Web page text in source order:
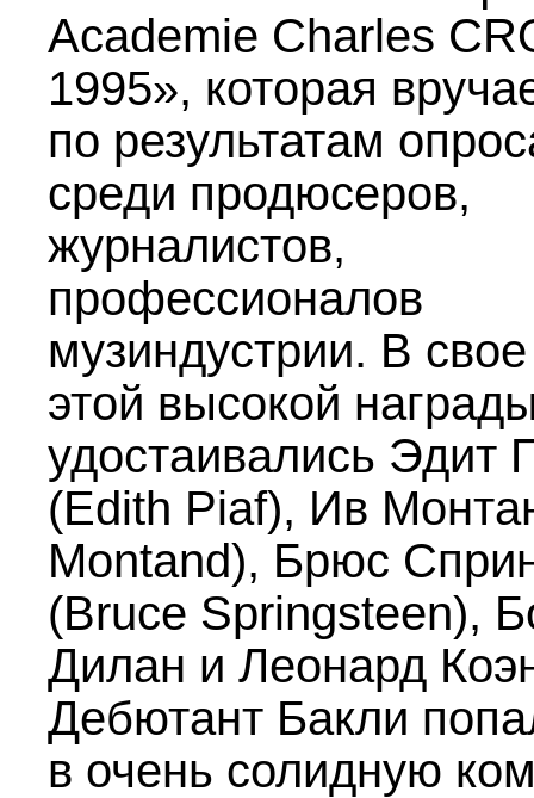
Academie Charles
1995», которая
по результатам
среди продюсеров,
журналистов,
профессионалов
музиндустрии. В
этой высокой
удостаивались Эдит
(Edith Piaf), Ив
Montand), Брюс
(Bruce Springsteen),
Дилан и Леонард
Дебютант Бакли
в очень солидную